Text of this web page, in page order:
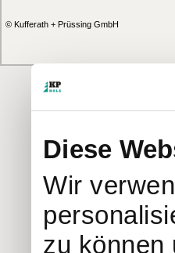
Diese
Wir
zu können
© Kufferath + Prüssing GmbH